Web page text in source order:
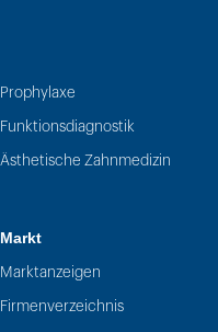
Prophylaxe
Funktionsdiagnostik
Ästhetische Zahnmedizin
Markt
Marktanzeigen
Firmenverzeichnis